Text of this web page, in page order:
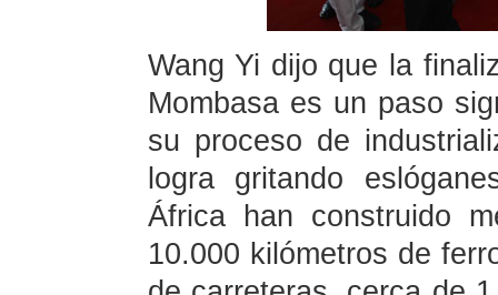
Wang Yi dijo que la
Mombasa es un paso
su proceso de
logra gritando
África han construido
10.000 kilómetros de